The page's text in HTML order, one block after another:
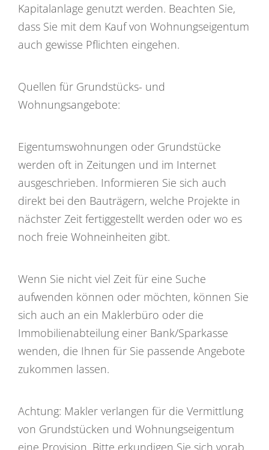
Kapitalanlage genutzt werden. Beachten Sie,
dass Sie mit dem Kauf von Wohnungseigentum
auch gewisse Pflichten eingehen.
Quellen für Grundstücks- und
Wohnungsangebote:
Eigentumswohnungen oder Grundstücke
werden oft in Zeitungen und im Internet
ausgeschrieben. Informieren Sie sich auch
direkt bei den Bauträgern, welche Projekte in
nächster Zeit fertiggestellt werden oder wo es
noch freie Wohneinheiten gibt.
Wenn Sie nicht viel Zeit für eine Suche
aufwenden können oder möchten, können Sie
sich auch an ein Maklerbüro oder die
Immobilienabteilung einer Bank/Sparkasse
wenden, die Ihnen für Sie passende Angebote
zukommen lassen.
Achtung: Makler verlangen für die Vermittlung
von Grundstücken und Wohnungseigentum
eine Provision. Bitte erkundigen Sie sich vorab